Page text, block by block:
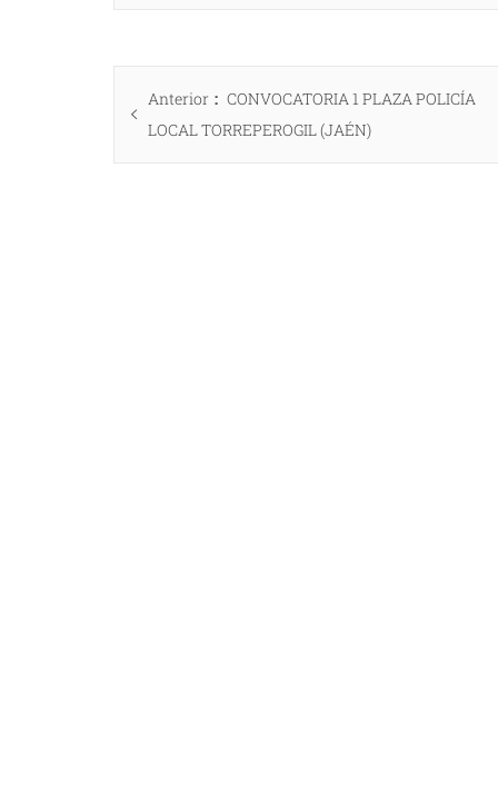
Navegación
de Anterior
Entrada
anterior:
CONVOCATORIA 1 PLAZA POLICÍA
LOCAL TORREPEROGIL (JAÉN)